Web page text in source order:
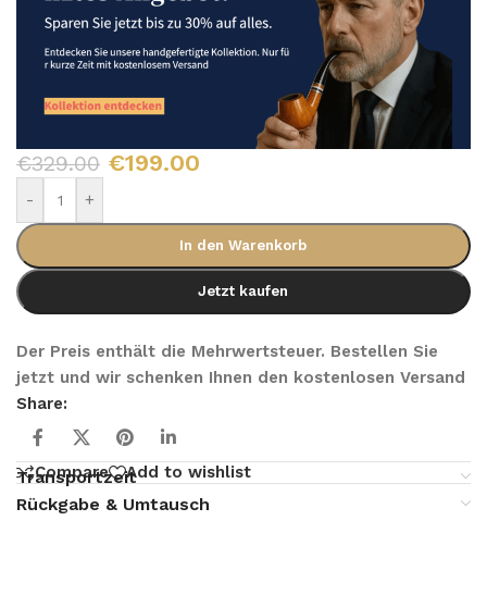
€329.00 €199.00
- +
In den Warenkorb
Jetzt kaufen
Der Preis enthält die Mehrwertsteuer. Bestellen Sie
jetzt und wir schenken Ihnen den kostenlosen Versand
Share:
Compare Add to wishlist
Transportzeit
Rückgabe & Umtausch